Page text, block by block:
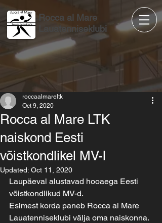
Rocca al Mare
Lauatenniseklubi
Rocca al Mare LTK
naiskond Eesti
võistkondlikel MV-l
roccaalmareltk
Oct 9, 2020
Updated: Oct 11, 2020
Laupäeval alustavad hooaega Eesti
võistkondlikud MV-d.
Esimest korda paneb Rocca al Mare
Lauatenniseklubi välja oma naiskonna.